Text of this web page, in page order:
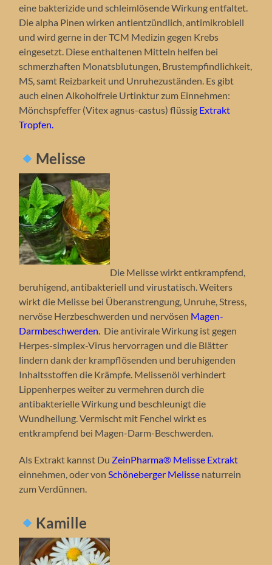
eine bakterizide und schleimlösende Wirkung entfaltet.
Die alpha Pinen wirken antientzündlich, antimikrobiell
und wird gerne in der TCM Medizin gegen Krebs
eingesetzt. Diese enthaltenen Mitteln helfen bei
schmerzhaften Monatsblutungen, Brustempfindlichkeit,
MS, samt Reizbarkeit und Unruhezuständen. Es gibt
auch einen Alkoholfreie Urtinktur zum Einnehmen:
Mönchspfeffer (Vitex agnus-castus) flüssig Extrakt
Tropfen.
Melisse
Die Melisse wirkt entkrampfend,
beruhigend, antibakteriell und virustatisch. Weiters
wirkt die Melisse bei Überanstrengung, Unruhe, Stress,
nervöse Herzbeschwerden und nervösen Magen-
Darmbeschwerden. Die antivirale Wirkung ist gegen
Herpes-simplex-Virus hervorragen und die Blätter
lindern dank der krampflösenden und beruhigenden
Inhaltsstoffen die Krämpfe. Melissenöl verhindert
Lippenherpes weiter zu vermehren durch die
antibakterielle Wirkung und beschleunigt die
Wundheilung. Vermischt mit Fenchel wirkt es
entkrampfend bei Magen-Darm-Beschwerden.
Als Extrakt kannst Du ZeinPharma® Melisse Extrakt
einnehmen, oder vonSchöneberger Melisse naturrein
zum Verdünnen.
Kamille